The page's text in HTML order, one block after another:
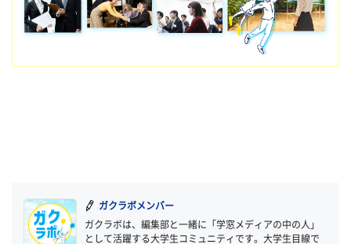
ガクラボメンバー
ガクラボは、編集部と一緒に「学窓メディアの中の人」
として活躍する大学生コミュニティです。大学生目線で